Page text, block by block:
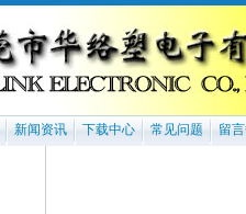
新闻资讯 下载中心 常见问题 留